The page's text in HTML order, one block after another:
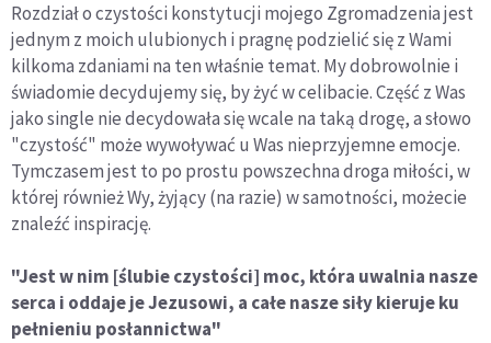
Rozdział o czystości konstytucji mojego Zgromadzenia jest
jednym z moich ulubionych i pragnę podzielić się z Wami
kilkoma zdaniami na ten właśnie temat. My dobrowolnie i
świadomie decydujemy się, by żyć w celibacie. Część z Was
jako single nie decydowała się wcale na taką drogę, a słowo
"czystość" może wywoływać u Was nieprzyjemne emocje.
Tymczasem jest to po prostu powszechna droga miłości, w
której również Wy, żyjący (na razie) w samotności, możecie
znaleźć inspirację.
"Jest w nim [ślubie czystości] moc, która uwalnia nasze
serca i oddaje je Jezusowi, a całe nasze siły kieruje ku
pełnieniu posłannictwa"